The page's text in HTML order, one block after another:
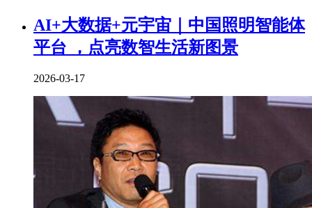
AI+大数据+元宇宙｜中国照明智能体
平台 ，点亮数智生活新图景
2026-03-17